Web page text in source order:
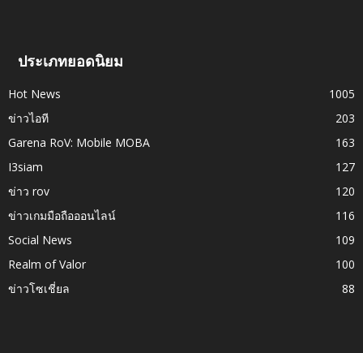
ประเภทยอดนิยม
Hot News
1005
ข่าวไอที
203
Garena RoV: Mobile MOBA
163
I3siam
127
ข่าว rov
120
ข่าวเกมมือถือออนไลน์
116
Social News
109
Realm of Valor
100
ข่าวโซเชี่ยล
88